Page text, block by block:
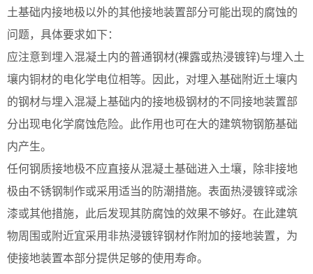
土基础内接地极以外的其他接地装置部分可能出现的腐蚀的
问题，具体要求如下：
应注意到埋入混凝土内的普通钢材(裸露或热浸镀锌)与埋入土
壤内铜材的电化学电位相等。因此，对埋入基础附近土壤内
的钢材与埋入混凝上基础内的接地极钢材的不同接地装置部
分出现电化学腐蚀危险。此作用也可在大的建筑物钢筋基础
内产生。
任何钢质接地极不应直接从混凝土基础进入土壤，除非接地
极由不锈钢制作或采用适当的防潮措施。表面热浸镀锌或涂
漆或其他措施，此后发现其防腐蚀的效果不够好。在此建筑
物周围或附近宜采用非热浸镀锌钢材作附加的接地装置，为
使接地装置本部分提供足够的使用寿命。